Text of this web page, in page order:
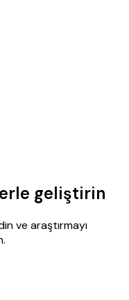
geliştirin
ve araştırmayı